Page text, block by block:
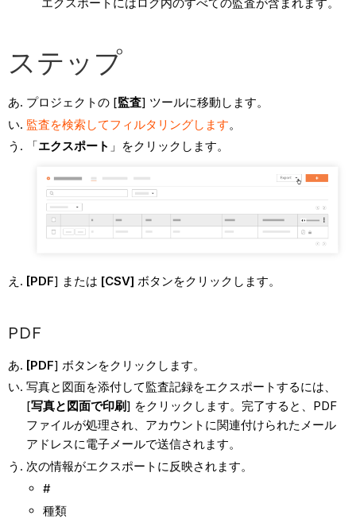
ステップ
プロジェクトの [監査] ツールに移動します。
監査を検索してフィルタリングします。
「エクスポート 」をクリックします。
[PDF] または [CSV] ボタンをクリックします。
PDF
[PDF] ボタンをクリックします。
写真と図面を添付して監査記録をエクスポートするには、
[写真と図面で印刷] をクリックします。完了すると、PDF
ファイルが処理され、アカウントに関連付けられたメール
アドレスに電子メールで送信されます。
次の情報がエクスポートに反映されます。
#
種類